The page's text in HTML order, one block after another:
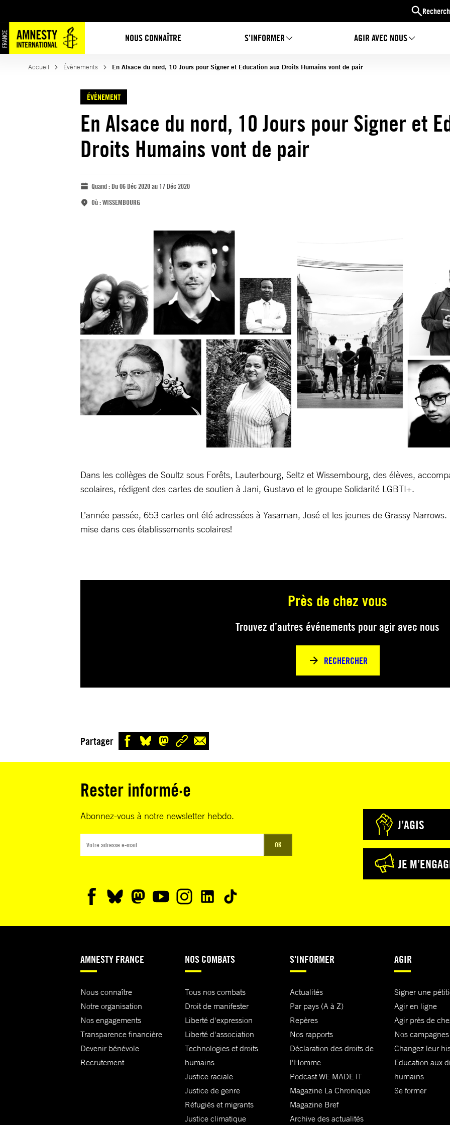
NOUS CONNAÎTRE S’INFORMER AGIR AVEC NOUS
Accueil Évènements En Alsace du nord, 10 Jours pour Signer et Education aux Droits Humains vont de pair
ÉVÈNEMENT
En Alsace du nord, 10 Jours pour Signer et
Droits Humains vont de pair
Quand :Du 06 Déc 2020 au 17 Déc 2020
Où :WISSEMBOURG
Dans les collèges de Soultz sous Forêts, Lauterbourg, Seltz et Wissembourg, des élèves,
scolaires, rédigent des cartes de soutien à Jani, Gustavo et le groupe Solidarité LGBTI+.
L’année passée, 653 cartes ont été adressées à Yasaman, José et les jeunes de Grassy
mise dans ces établissements scolaires!
Près de chez vous
Trouvez d’autres événements pour agir avec nous
RECHERCHER
Partager
Rester informé·e
Abonnez-vous à notre newsletter hebdo.
OK
J’AGIS
JE
AMNESTY FRANCE
Nous connaître
Notre organisation
Nos engagements
Transparence financière
Devenir bénévole
Recrutement
NOS COMBATS
Tous nos combats
Droit de manifester
Liberté d'expression
Liberté d'association
Technologies et droits
humains
Justice raciale
Justice de genre
Réfugiés et migrants
Justice climatique
S'INFORMER
Actualités
Par pays (A à Z)
Repères
Nos rapports
Déclaration des droits de
l'Homme
Podcast WE MADE IT
Magazine La Chronique
Magazine Bref
Archive des actualités
AGIR
Signer une
Agir en ligne
Agir près de
Nos campagnes
Changez leur
Education aux
humains
Se former